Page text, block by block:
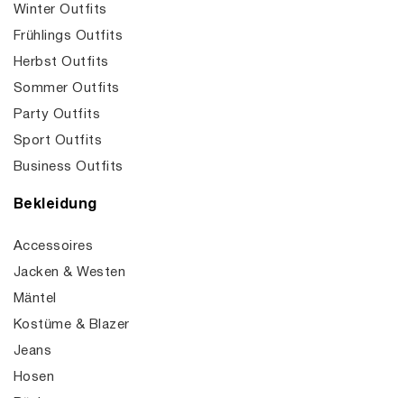
Winter Outfits
Frühlings Outfits
Herbst Outfits
Sommer Outfits
Party Outfits
Sport Outfits
Business Outfits
Bekleidung
Accessoires
Jacken & Westen
Mäntel
Kostüme & Blazer
Jeans
Hosen